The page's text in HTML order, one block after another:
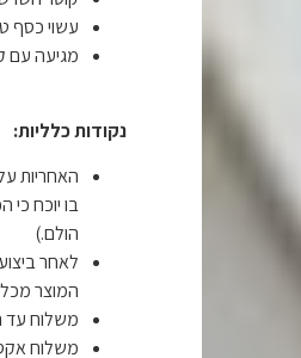
עשוי כסף טהור 925
מגיעה עם
נקודות כלליות:
בו יוכח
הולם.)
לאחר
המוצר
משלוח עד הבית תוך 7
משלוח אקספרס עד